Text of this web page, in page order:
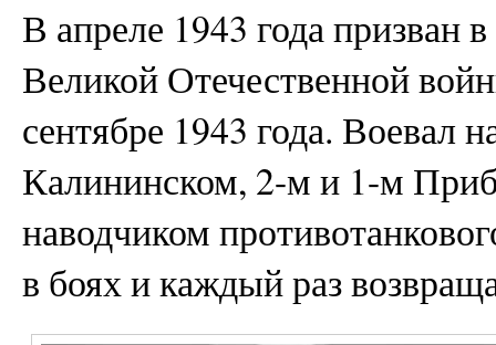
В апреле 1943 года
Великой Отечественной
сентябре 1943 года. Воевал
Калининском, 2-м и 1-м
наводчиком
в боях и каждый раз